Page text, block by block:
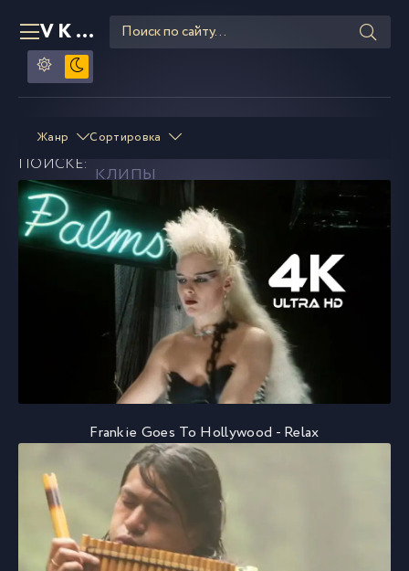
VKLIPE RU
ПОИСКЕ:
Relaxсмотреть и скачать
клипы
Жанр Сортировка
Frankie Goes To Hollywood - Relax